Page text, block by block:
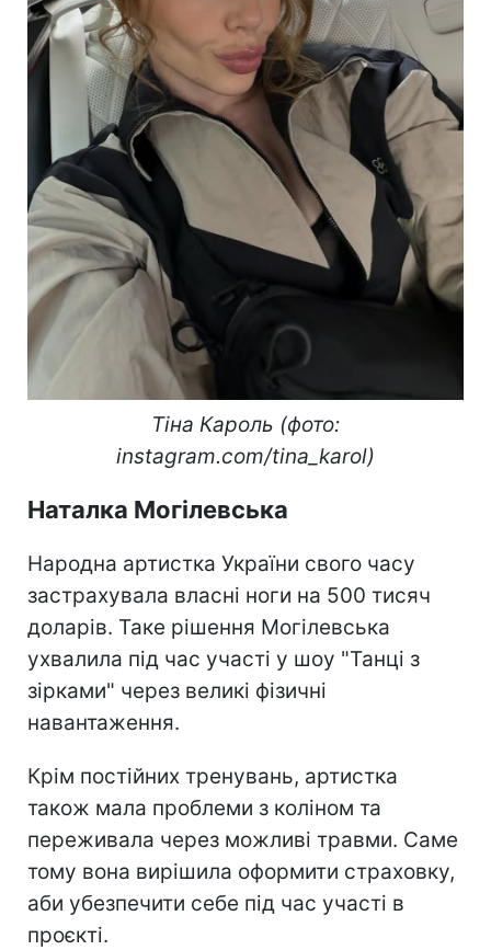
Тіна Кароль (фото:
instagram.com/tina_karol)
Наталка Могілевська
Народна артистка України свого часу
застрахувала власні ноги на 500 тисяч
доларів. Таке рішення Могілевська
ухвалила під час участі у шоу "Танці з
зірками" через великі фізичні
навантаження.
Крім постійних тренувань, артистка
також мала проблеми з коліном та
переживала через можливі травми. Саме
тому вона вирішила оформити страховку,
аби убезпечити себе під час участі в
проєкті.